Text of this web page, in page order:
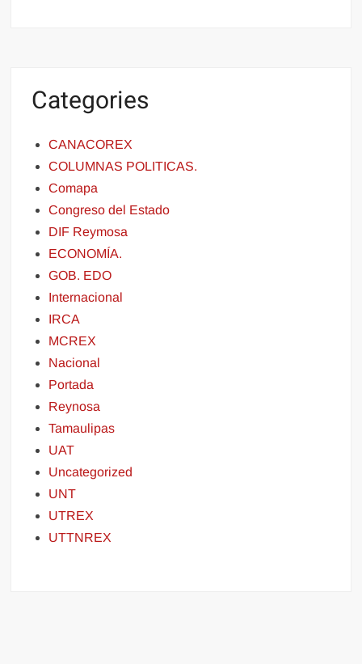
Categories
CANACOREX
COLUMNAS POLITICAS.
Comapa
Congreso del Estado
DIF Reymosa
ECONOMÍA.
GOB. EDO
Internacional
IRCA
MCREX
Nacional
Portada
Reynosa
Tamaulipas
UAT
Uncategorized
UNT
UTREX
UTTNREX